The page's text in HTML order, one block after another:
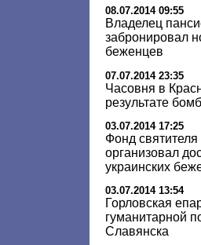
08.07.2014 09:55
Владелец
забронировал
беженцев
07.07.2014 23:35
Часовня в
результате
03.07.2014 17:25
Фонд
организовал
украинских
03.07.2014 13:54
Горловская
гуманитарной
Славянска